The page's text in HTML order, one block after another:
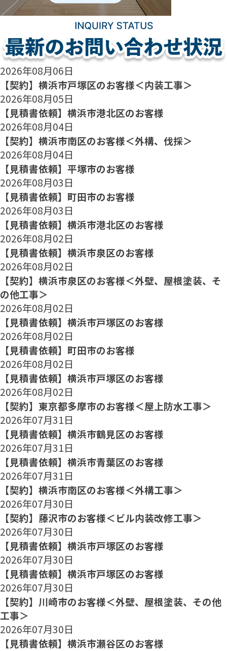
2026年08月06日
【契約】横浜市戸塚区のお客様＜内装工事＞
2026年08月05日
【見積書依頼】横浜市港北区のお客様
2026年08月04日
【契約】横浜市南区のお客様＜外構、伐採＞
2026年08月04日
【見積書依頼】平塚市のお客様
2026年08月03日
【見積書依頼】町田市のお客様
2026年08月03日
【見積書依頼】横浜市港北区のお客様
2026年08月02日
【見積書依頼】横浜市泉区のお客様
2026年08月02日
【契約】横浜市泉区のお客様＜外壁、屋根塗装、そ
の他工事＞
2026年08月02日
【見積書依頼】横浜市戸塚区のお客様
2026年08月02日
【見積書依頼】町田市のお客様
2026年08月02日
【見積書依頼】横浜市戸塚区のお客様
2026年08月02日
【契約】東京都多摩市のお客様＜屋上防水工事＞
2026年07月31日
【見積書依頼】横浜市鶴見区のお客様
2026年07月31日
【見積書依頼】横浜市青葉区のお客様
2026年07月31日
【契約】横浜市南区のお客様＜外構工事＞
2026年07月30日
【契約】藤沢市のお客様＜ビル内装改修工事＞
2026年07月30日
【見積書依頼】横浜市戸塚区のお客様
2026年07月30日
【見積書依頼】横浜市戸塚区のお客様
2026年07月30日
【契約】川崎市のお客様＜外壁、屋根塗装、その他
工事＞
2026年07月30日
【見積書依頼】横浜市瀬谷区のお客様